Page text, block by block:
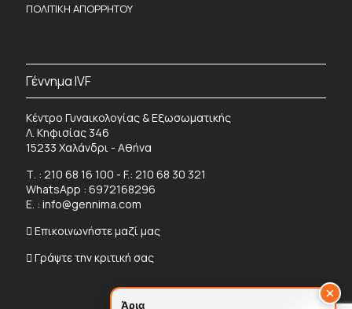
ΠΟΛΙΤΙΚΗ ΑΠΟΡΡΗΤΟΥ
Γέννημα IVF
Κέντρο Γυναικολογίας & Εξωσωματικής
Λ. Κηφισίας 346
15233 Χαλάνδρι - Αθήνα
Τ. : 210 68 16 100 - F.: 210 68 30 321
WhatsApp : 6972168296
Ε. : info@gennima.com
Επικοινωνήστε μαζί μας
Γράψτε την κριτική σας
Άρια